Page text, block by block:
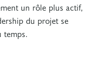
un rôle plus actif,
du projet se
temps.